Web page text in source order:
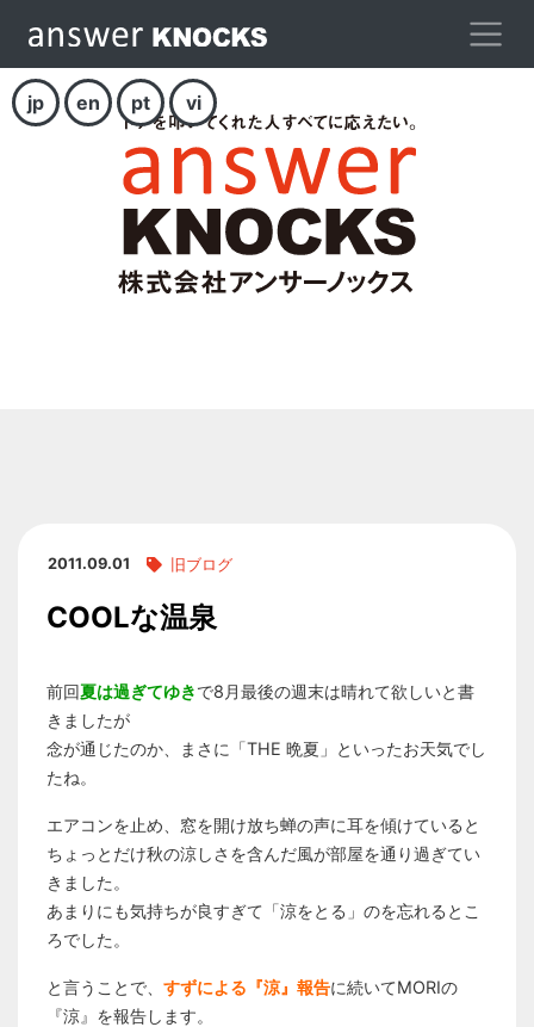
jp en pt vi
2011.09.01 旧ブログ
COOLな温泉
前回夏は過ぎてゆきで8月最後の週末は晴れて欲しいと書
きましたが
念が通じたのか、まさに「THE 晩夏」といったお天気でし
たね。
エアコンを止め、窓を開け放ち蝉の声に耳を傾けていると
ちょっとだけ秋の涼しさを含んだ風が部屋を通り過ぎてい
きました。
あまりにも気持ちが良すぎて「涼をとる」のを忘れるとこ
ろでした。
と言うことで、 すずによる『涼』報告に続いてMORIの
『涼』を報告します。